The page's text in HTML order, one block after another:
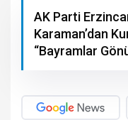
AK Parti
Karaman’dan
“Bayramlar